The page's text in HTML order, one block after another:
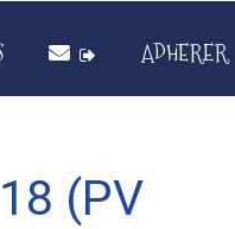
ADHERER
(PV